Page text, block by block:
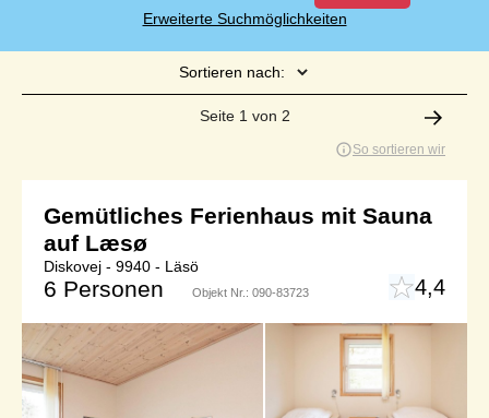
Erweiterte Suchmöglichkeiten
Sortieren nach:
Seite 1 von 2
So sortieren wir
Gemütliches Ferienhaus mit Sauna
auf Læsø
Diskovej - 9940 - Läsö
6 Personen Objekt Nr.: 090-83723 4,4